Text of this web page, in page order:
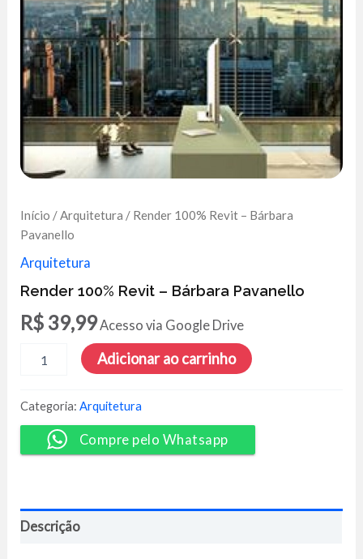
Início / Arquitetura / Render 100% Revit – Bárbara
Pavanello
Arquitetura
Render 100% Revit – Bárbara Pavanello
R$ 39,99Acesso via Google Drive
100%
-
Bárbara
Pavanello
quantidade
Adicionar ao carrinho
Categoria:Arquitetura
Compre pelo Whatsapp
Descrição